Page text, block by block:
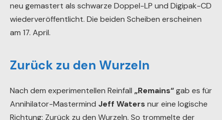
neu gemastert als schwarze Doppel-LP und Digipak-CD
wiederveröffentlicht. Die beiden Scheiben erscheinen
am 17. April.
Zurück zu den Wurzeln
Nach dem experimentellen Reinfall „Remains“gab es für
Annihilator-Mastermind Jeff Waters nur eine logische
Richtung: Zurück zu den Wurzeln. So trommelte der